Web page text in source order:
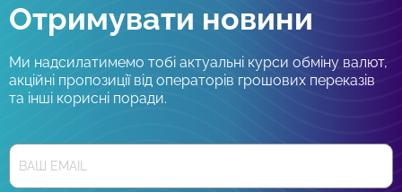
Отримувати новини
Ми надсилатимемо тобі актуальні курси обміну валют,
акційні пропозиції від операторів грошових переказів
та інші корисні поради.